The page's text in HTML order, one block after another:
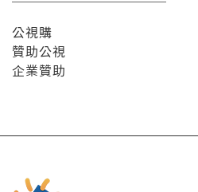
公視購
贊助公視
企業贊助